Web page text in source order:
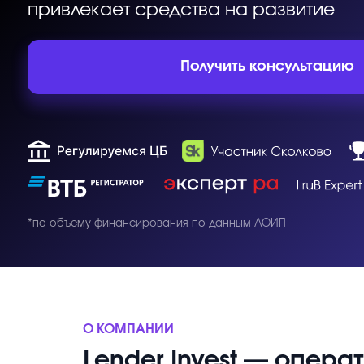
Получить консультацию
*по объему финансирования по данным АОИП
О КОМПАНИИ